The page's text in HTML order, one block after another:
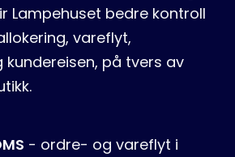
Lampehuset bedre kontroll
vareflyt,
på tvers av
- ordre- og vareflyt i